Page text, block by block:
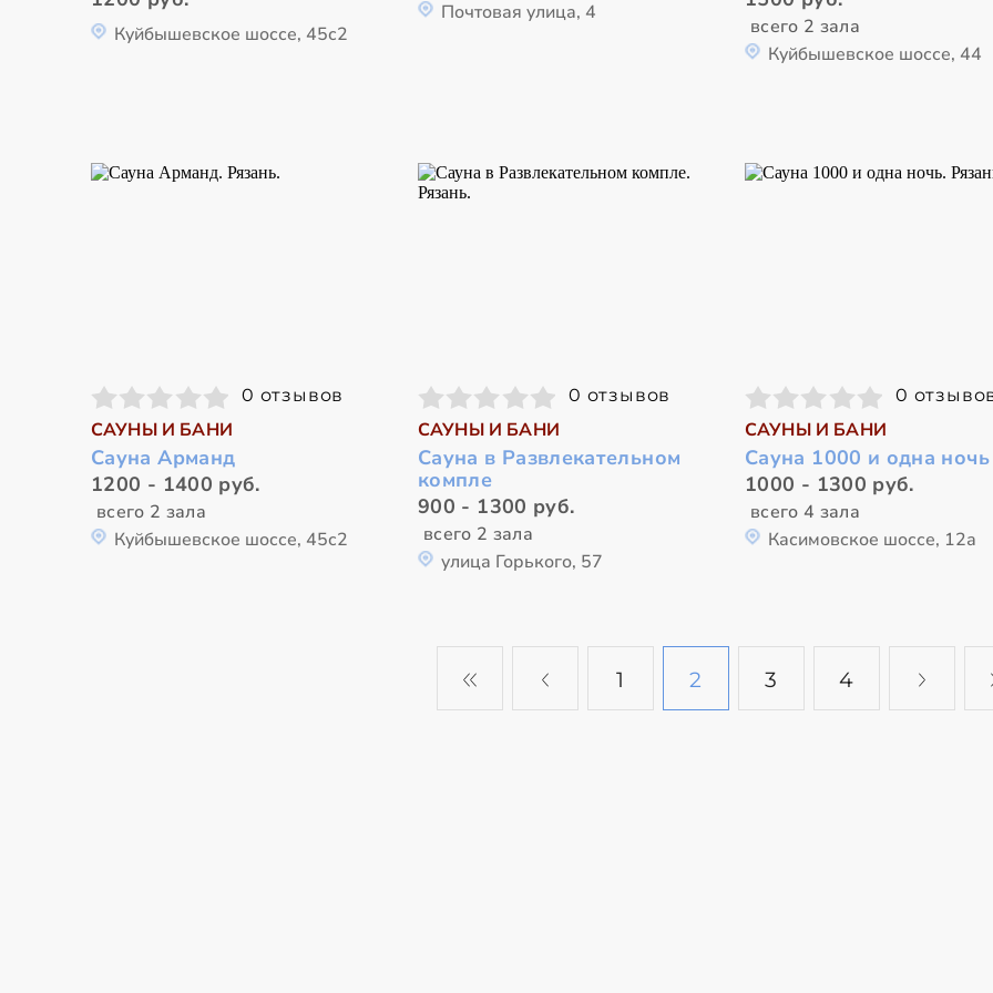
Куйбышевское шоссе, 45с2
Почтовая улица, 4
всего 2 зала
Куйбышевское шоссе, 44
0 отзывов
САУНЫ И БАНИ
Сауна Арманд
1200 - 1400 руб.
всего 2 зала
Куйбышевское шоссе, 45с2
0 отзывов
САУНЫ И БАНИ
Сауна в Развлекательном
компле
900 - 1300 руб.
всего 2 зала
улица Горького, 57
0
САУНЫ И БАНИ
Сауна 1000 и одна ночь
1000 - 1300 руб.
всего 4 зала
Касимовское шоссе, 12а
1 2 3 4